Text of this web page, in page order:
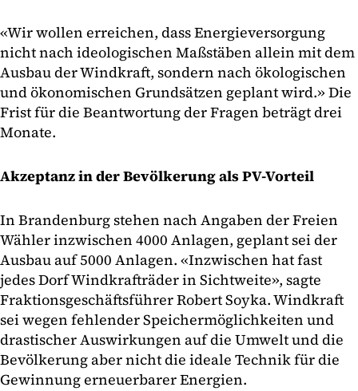
«Wir wollen erreichen, dass Energieversorgung
nicht nach ideologischen Maßstäben allein mit dem
Ausbau der Windkraft, sondern nach ökologischen
und ökonomischen Grundsätzen geplant wird.» Die
Frist für die Beantwortung der Fragen beträgt drei
Monate.
Akzeptanz in der Bevölkerung als PV-Vorteil
In Brandenburg stehen nach Angaben der Freien
Wähler inzwischen 4000 Anlagen, geplant sei der
Ausbau auf 5000 Anlagen. «Inzwischen hat fast
jedes Dorf Windkrafträder in Sichtweite», sagte
Fraktionsgeschäftsführer Robert Soyka. Windkraft
sei wegen fehlender Speichermöglichkeiten und
drastischer Auswirkungen auf die Umwelt und die
Bevölkerung aber nicht die ideale Technik für die
Gewinnung erneuerbarer Energien.